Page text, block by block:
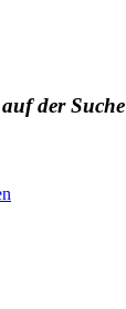
der Suche